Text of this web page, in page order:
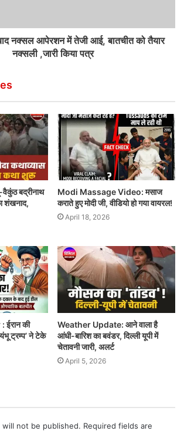
बाद नक्सल आपेरशन में तेजी आई, बातचीत को तैयार
नक्‍सली ,जारी किया पत्र
बद्रीनाथ
शंखनाद,
Modi Massage Video: मसाज
कराते हुए मोदी जी, वीडियो हो गया वायरल!
April 18, 2026
की
ट्रम्प’ ने टेके
Weather Update: आने वाला है
आंधी-बारिश का बवंडर, दिल्ली यूपी में
चेतावनी जारी, अलर्ट
April 5, 2026
will not be published. Required fields are